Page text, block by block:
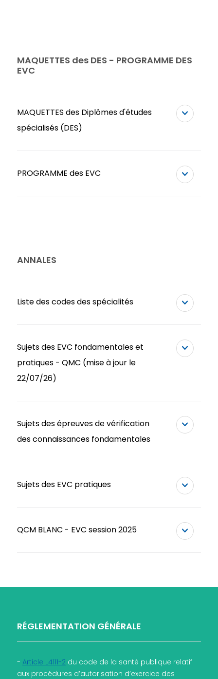
MAQUETTES des DES - PROGRAMME DES
EVC
MAQUETTES des Diplômes d'études
spécialisés (DES)
PROGRAMME des EVC
ANNALES
Liste des codes des spécialités
Sujets des EVC fondamentales et
pratiques - QMC (mise à jour le
22/07/26)
Sujets des épreuves de vérification
des connaissances fondamentales
Sujets des EVC pratiques
QCM BLANC - EVC session 2025
RÉGLEMENTATION GÉNÉRALE
- Article L4111-2 du code de la santé publique relatif
aux procédures d’autorisation d’exercice des